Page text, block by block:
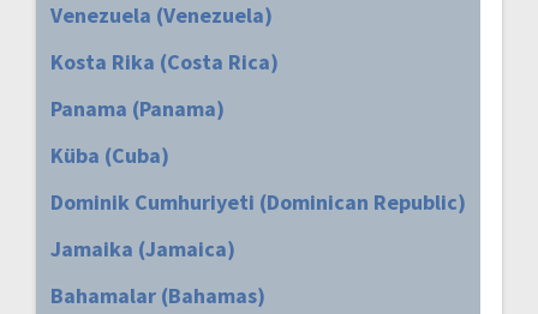
Venezuela (Venezuela)
Kosta Rika (Costa Rica)
Panama (Panama)
Küba (Cuba)
Dominik Cumhuriyeti (Dominican Republic)
Jamaika (Jamaica)
Bahamalar (Bahamas)